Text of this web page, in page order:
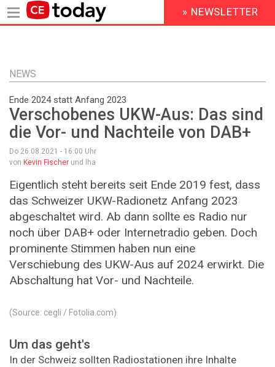
Inhalt
HEADER
MENU
» NEWSLETTER
NEWS
Ende 2024 statt Anfang 2023
Verschobenes UKW-Aus: Das sind
die Vor- und Nachteile von DAB+
Do 26.08.2021 - 16:00 Uhr
von Kevin Fischer und lha
Eigentlich steht bereits seit Ende 2019 fest, dass
das Schweizer UKW-Radionetz Anfang 2023
abgeschaltet wird. Ab dann sollte es Radio nur
noch über DAB+ oder Internetradio geben. Doch
prominente Stimmen haben nun eine
Verschiebung des UKW-Aus auf 2024 erwirkt. Die
Abschaltung hat Vor- und Nachteile.
(Source: cegli / Fotolia.com)
Um das geht's
In der Schweiz sollten Radiostationen ihre Inhalte